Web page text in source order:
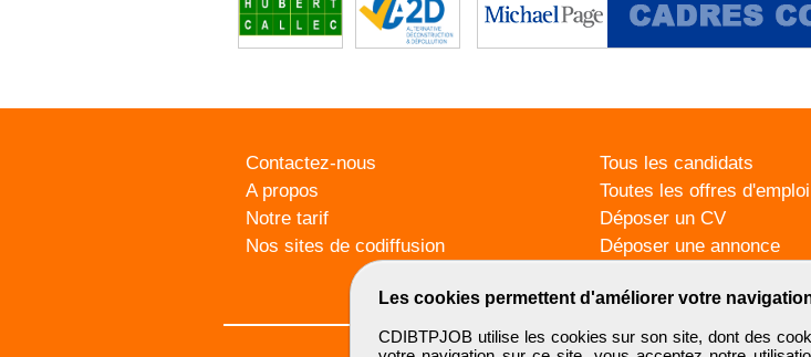
Les cookies permettent d'améliorer votre
CDIBTPJOB utilise les cookies sur son site, dont des
Contactez-nous
A propos
Notre tarif
Nos sites de codiffusion
Tous les candidats
Toutes les offres d'emploi
Déposer un CV
Déposer une annonce